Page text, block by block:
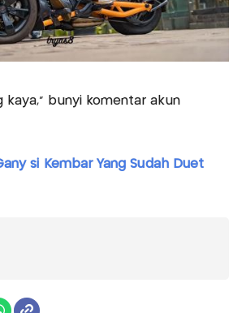
kaya," bunyi komentar akun
si Kembar Yang Sudah Duet